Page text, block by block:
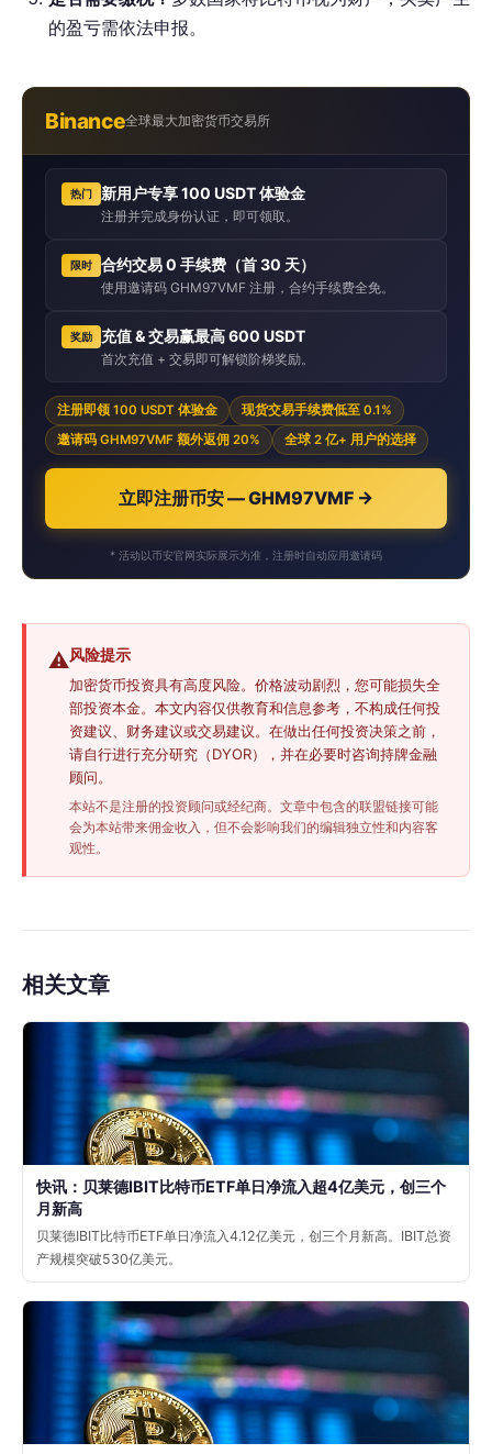
的盈亏需依法申报。
Binance全球最大加密货币交易所
热门 新用户专享 100 USDT 体验金
注册并完成身份认证，即可领取。
限时 合约交易 0 手续费（首 30 天）
使用邀请码 GHM97VMF 注册，合约手续费全免。
奖励 充值 & 交易赢最高 600 USDT
首次充值 + 交易即可解锁阶梯奖励。
注册即领 100 USDT 体验金
现货交易手续费低至 0.1%
邀请码 GHM97VMF 额外返佣 20%
全球 2 亿+ 用户的选择
立即注册币安 — GHM97VMF →
* 活动以币安官网实际展示为准，注册时自动应用邀请码
⚠️风险提示
加密货币投资具有高度风险。价格波动剧烈，您可能损失全
部投资本金。本文内容仅供教育和信息参考，不构成任何投
资建议、财务建议或交易建议。在做出任何投资决策之前，
请自行进行充分研究（DYOR），并在必要时咨询持牌金融
顾问。
本站不是注册的投资顾问或经纪商。文章中包含的联盟链接可能
会为本站带来佣金收入，但不会影响我们的编辑独立性和内容客
观性。
相关文章
快讯：贝莱德IBIT比特币ETF单日净流入超4亿美元，创三个
月新高
贝莱德IBIT比特币ETF单日净流入4.12亿美元，创三个月新高。IBIT总资
产规模突破530亿美元。